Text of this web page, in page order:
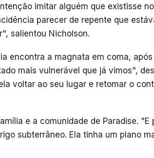
imitar alguém que existisse
parecer de repente que
salientou Nicholson.
encontra a magnata em coma,
mais vulnerável que já vimos",
voltar ao seu lugar e retomar o
e a comunidade de Paradise. "E
subterrâneo. Ela tinha um plano